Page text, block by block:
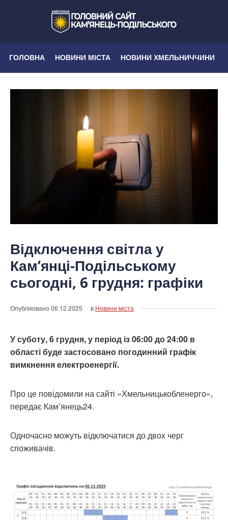
ГОЛОВНА НОВИНИ МІСТА НОВИНИ ХМЕЛЬНИЧЧИНИ
Відключення світла у
Кам’янці-Подільському
сьогодні, 6 грудня: графіки
Опубліковано06.12.2025 в Новини міста
У суботу, 6 грудня, у період із 06:00 до 24:00 в
області буде застосовано погодинний графік
вимкнення електроенергії.
Про це повідомили на сайті «Хмельницькобленерго»,
передає Кам’янець24.
Одночасно можуть відключатися до двох черг
споживачів.